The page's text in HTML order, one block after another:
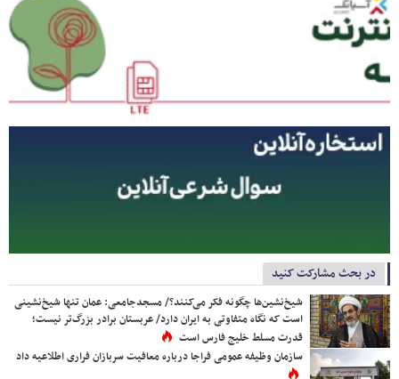
در بحث مشارکت کنید
شیخ‌نشین‌ها چگونه فکر می‌کنند؟/ مسجدجامعی: عمان تنها شیخ‌نشینی
است که نگاه متفاوتی به ایران دارد/ عربستان برادر بزرگ‌تر نیست؛
قدرت مسلط خلیج فارس است
سازمان وظیفه عمومی فراجا درباره معافیت سربازان فراری اطلاعیه داد